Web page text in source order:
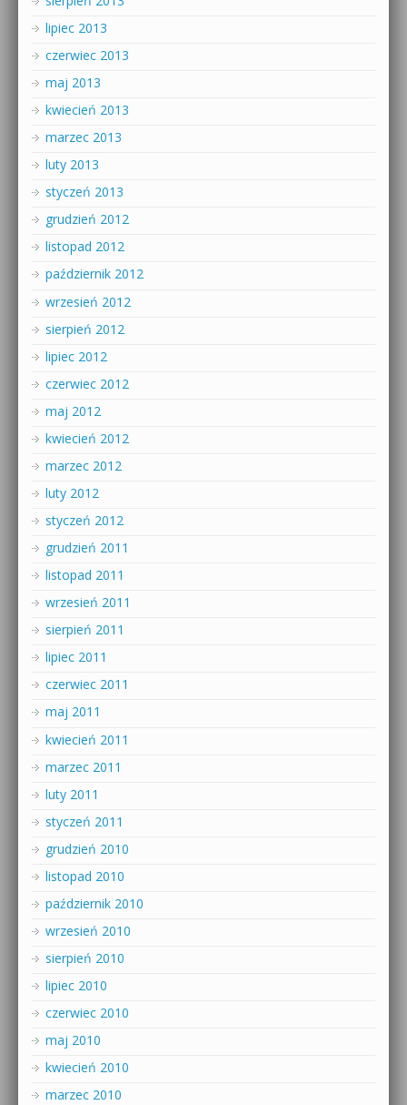
lipiec 2013
czerwiec 2013
maj 2013
kwiecień 2013
marzec 2013
luty 2013
styczeń 2013
grudzień 2012
listopad 2012
październik 2012
wrzesień 2012
sierpień 2012
lipiec 2012
czerwiec 2012
maj 2012
kwiecień 2012
marzec 2012
luty 2012
styczeń 2012
grudzień 2011
listopad 2011
wrzesień 2011
sierpień 2011
lipiec 2011
czerwiec 2011
maj 2011
kwiecień 2011
marzec 2011
luty 2011
styczeń 2011
grudzień 2010
listopad 2010
październik 2010
wrzesień 2010
sierpień 2010
lipiec 2010
czerwiec 2010
maj 2010
kwiecień 2010
marzec 2010